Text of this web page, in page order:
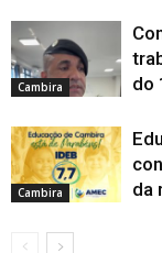
Cambira
do
Cambira
da